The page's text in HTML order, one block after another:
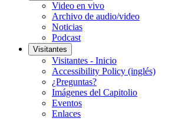
Video en vivo
Archivo de audio/video
Noticias
Podcast
Visitantes
Visitantes - Inicio
Accessibility Policy (inglés)
¿Preguntas?
Imágenes del Capitolio
Eventos
Enlaces